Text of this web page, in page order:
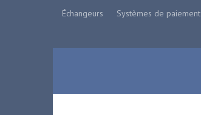
Échangeurs Systèmes de paiement